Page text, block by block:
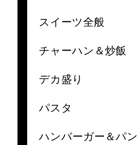
スイーツ全般
チャーハン＆炒飯
デカ盛り
パスタ
ハンバーガー＆パン